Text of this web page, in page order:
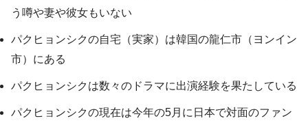
う噂や妻や彼女もいない
パクヒョンシクの自宅（実家）は韓国の龍仁市（ヨンイン
市）にある
パクヒョンシクは数々のドラマに出演経験を果たしている
パクヒョンシクの現在は今年の5月に日本で対面のファン